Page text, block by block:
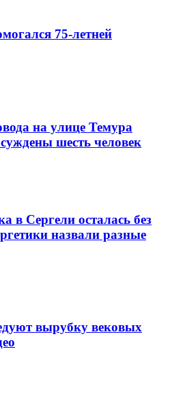
75-летней
на улице Темура
шесть человек
в Сергели осталась без
назвали разные
вырубку вековых